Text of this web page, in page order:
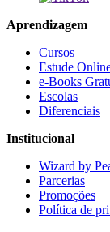
Aprendizagem
Cursos
Estude
e-Books
Escolas
Diferenciais
Institucional
Wizard by
Parcerias
Promoções
Política de